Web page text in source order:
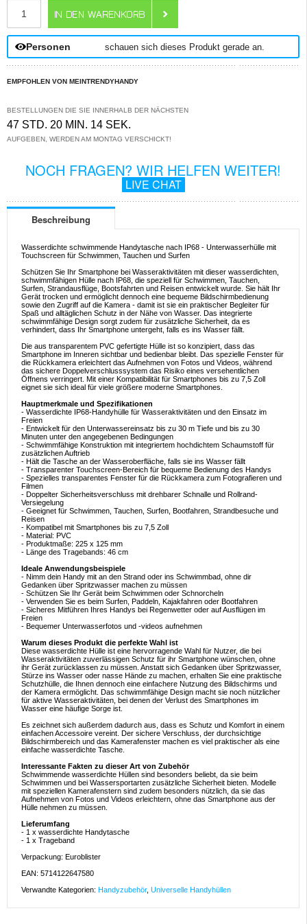
Personen schauen sich dieses Produkt gerade an.
EMPFOHLEN VON MEINTRENDYHANDY
BESTELLUNGEN DIE SIE INNERHALB DER NÄCHSTEN
47 STD. 20 MIN. 14 SEK.
AUFGEBEN, WERDEN AM MONTAG VERSCHICKT!
NOCH FRAGEN? WIR HELFEN WEITER!
LIVE CHAT
Beschreibung
Wasserdichte schwimmende Handytasche nach IP68 - Unterwasserhülle mit
Touchscreen für Schwimmen, Tauchen und Surfen
Schützen Sie Ihr Smartphone bei Wasseraktivitäten mit dieser wasserdichten,
schwimmfähigen Hülle nach IP68, die speziell für Schwimmen, Tauchen,
Surfen, Strandausflüge, Bootsfahrten und Reisen entwickelt wurde. Sie hält Ihr
Gerät trocken und ermöglicht dennoch eine bequeme Bildschirmbedienung
sowie den Zugriff auf die Kamera - damit ist sie ein praktischer Begleiter für
Spaß und alltäglichen Schutz in der Nähe von Wasser. Das integrierte
schwimmfähige Design sorgt zudem für zusätzliche Sicherheit, da es
verhindert, dass Ihr Smartphone untergeht, falls es ins Wasser fällt.
Die aus transparentem PVC gefertigte Hülle ist so konzipiert, dass das
Smartphone im Inneren sichtbar und bedienbar bleibt. Das spezielle Fenster für
die Rückkamera erleichtert das Aufnehmen von Fotos und Videos, während
das sichere Doppelverschlusssystem das Risiko eines versehentlichen
Öffnens verringert. Mit einer Kompatibilität für Smartphones bis zu 7,5 Zoll
eignet sie sich ideal für viele größere moderne Smartphones.
Hauptmerkmale und Spezifikationen
- Wasserdichte IP68-Handyhülle für Wasseraktivitäten und den Einsatz im
Freien
- Entwickelt für den Unterwassereinsatz bis zu 30 m Tiefe und bis zu 30
Minuten unter den angegebenen Bedingungen
- Schwimmfähige Konstruktion mit integriertem hochdichtem Schaumstoff für
zusätzlichen Auftrieb
- Hält die Tasche an der Wasseroberfläche, falls sie ins Wasser fällt
- Transparenter Touchscreen-Bereich für bequeme Bedienung des Handys
- Spezielles transparentes Fenster für die Rückkamera zum Fotografieren und
Filmen
- Doppelter Sicherheitsverschluss mit drehbarer Schnalle und Rollrand-
Versiegelung
- Geeignet für Schwimmen, Tauchen, Surfen, Bootfahren, Strandbesuche und
Reisen
- Kompatibel mit Smartphones bis zu 7,5 Zoll
- Material: PVC
- Produktmaße: 225 x 125 mm
- Länge des Tragebands: 46 cm
Ideale Anwendungsbeispiele
- Nimm dein Handy mit an den Strand oder ins Schwimmbad, ohne dir
Gedanken über Spritzwasser machen zu müssen
- Schützen Sie Ihr Gerät beim Schwimmen oder Schnorcheln
- Verwenden Sie es beim Surfen, Paddeln, Kajakfahren oder Bootfahren
- Sicheres Mitführen Ihres Handys bei Regenwetter oder auf Ausflügen im
Freien
- Bequemer Unterwasserfotos und -videos aufnehmen
Warum dieses Produkt die perfekte Wahl ist
Diese wasserdichte Hülle ist eine hervorragende Wahl für Nutzer, die bei
Wasseraktivitäten zuverlässigen Schutz für ihr Smartphone wünschen, ohne
ihr Gerät zurücklassen zu müssen. Anstatt sich Gedanken über Spritzwasser,
Stürze ins Wasser oder nasse Hände zu machen, erhalten Sie eine praktische
Schutzhülle, die Ihnen dennoch eine einfachere Nutzung des Bildschirms und
der Kamera ermöglicht. Das schwimmfähige Design macht sie noch nützlicher
für aktive Wasseraktivitäten, bei denen der Verlust des Smartphones im
Wasser eine häufige Sorge ist.
Es zeichnet sich außerdem dadurch aus, dass es Schutz und Komfort in einem
einfachen Accessoire vereint. Der sichere Verschluss, der durchsichtige
Bildschirmbereich und das Kamerafenster machen es viel praktischer als eine
einfache wasserdichte Tasche.
Interessante Fakten zu dieser Art von Zubehör
Schwimmende wasserdichte Hüllen sind besonders beliebt, da sie beim
Schwimmen und bei Wassersportarten zusätzliche Sicherheit bieten. Modelle
mit speziellen Kamerafenstern sind zudem besonders nützlich, da sie das
Aufnehmen von Fotos und Videos erleichtern, ohne das Smartphone aus der
Hülle nehmen zu müssen.
Lieferumfang
- 1 x wasserdichte Handytasche
- 1 x Trageband
Verpackung: Euroblister
EAN: 5714122647580
Verwandte Kategorien: Handyzubehör, Universelle Handyhüllen